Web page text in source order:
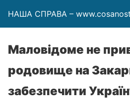
НАША СПРАВА –
Маловідоме не
родовище на
забезпечити